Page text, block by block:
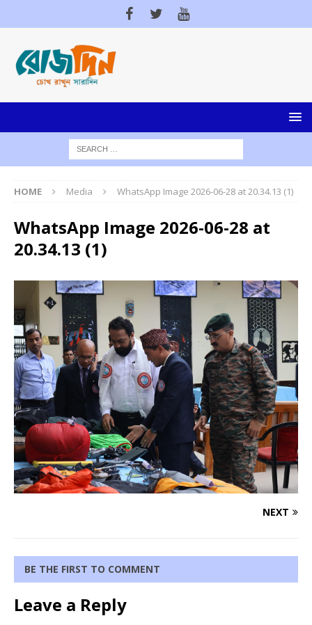
HOME Media WhatsApp Image 2026-06-28 at 20.34.13 (1)
WhatsApp Image 2026-06-28 at
20.34.13 (1)
NEXT
BE THE FIRST TO COMMENT
Leave a Reply